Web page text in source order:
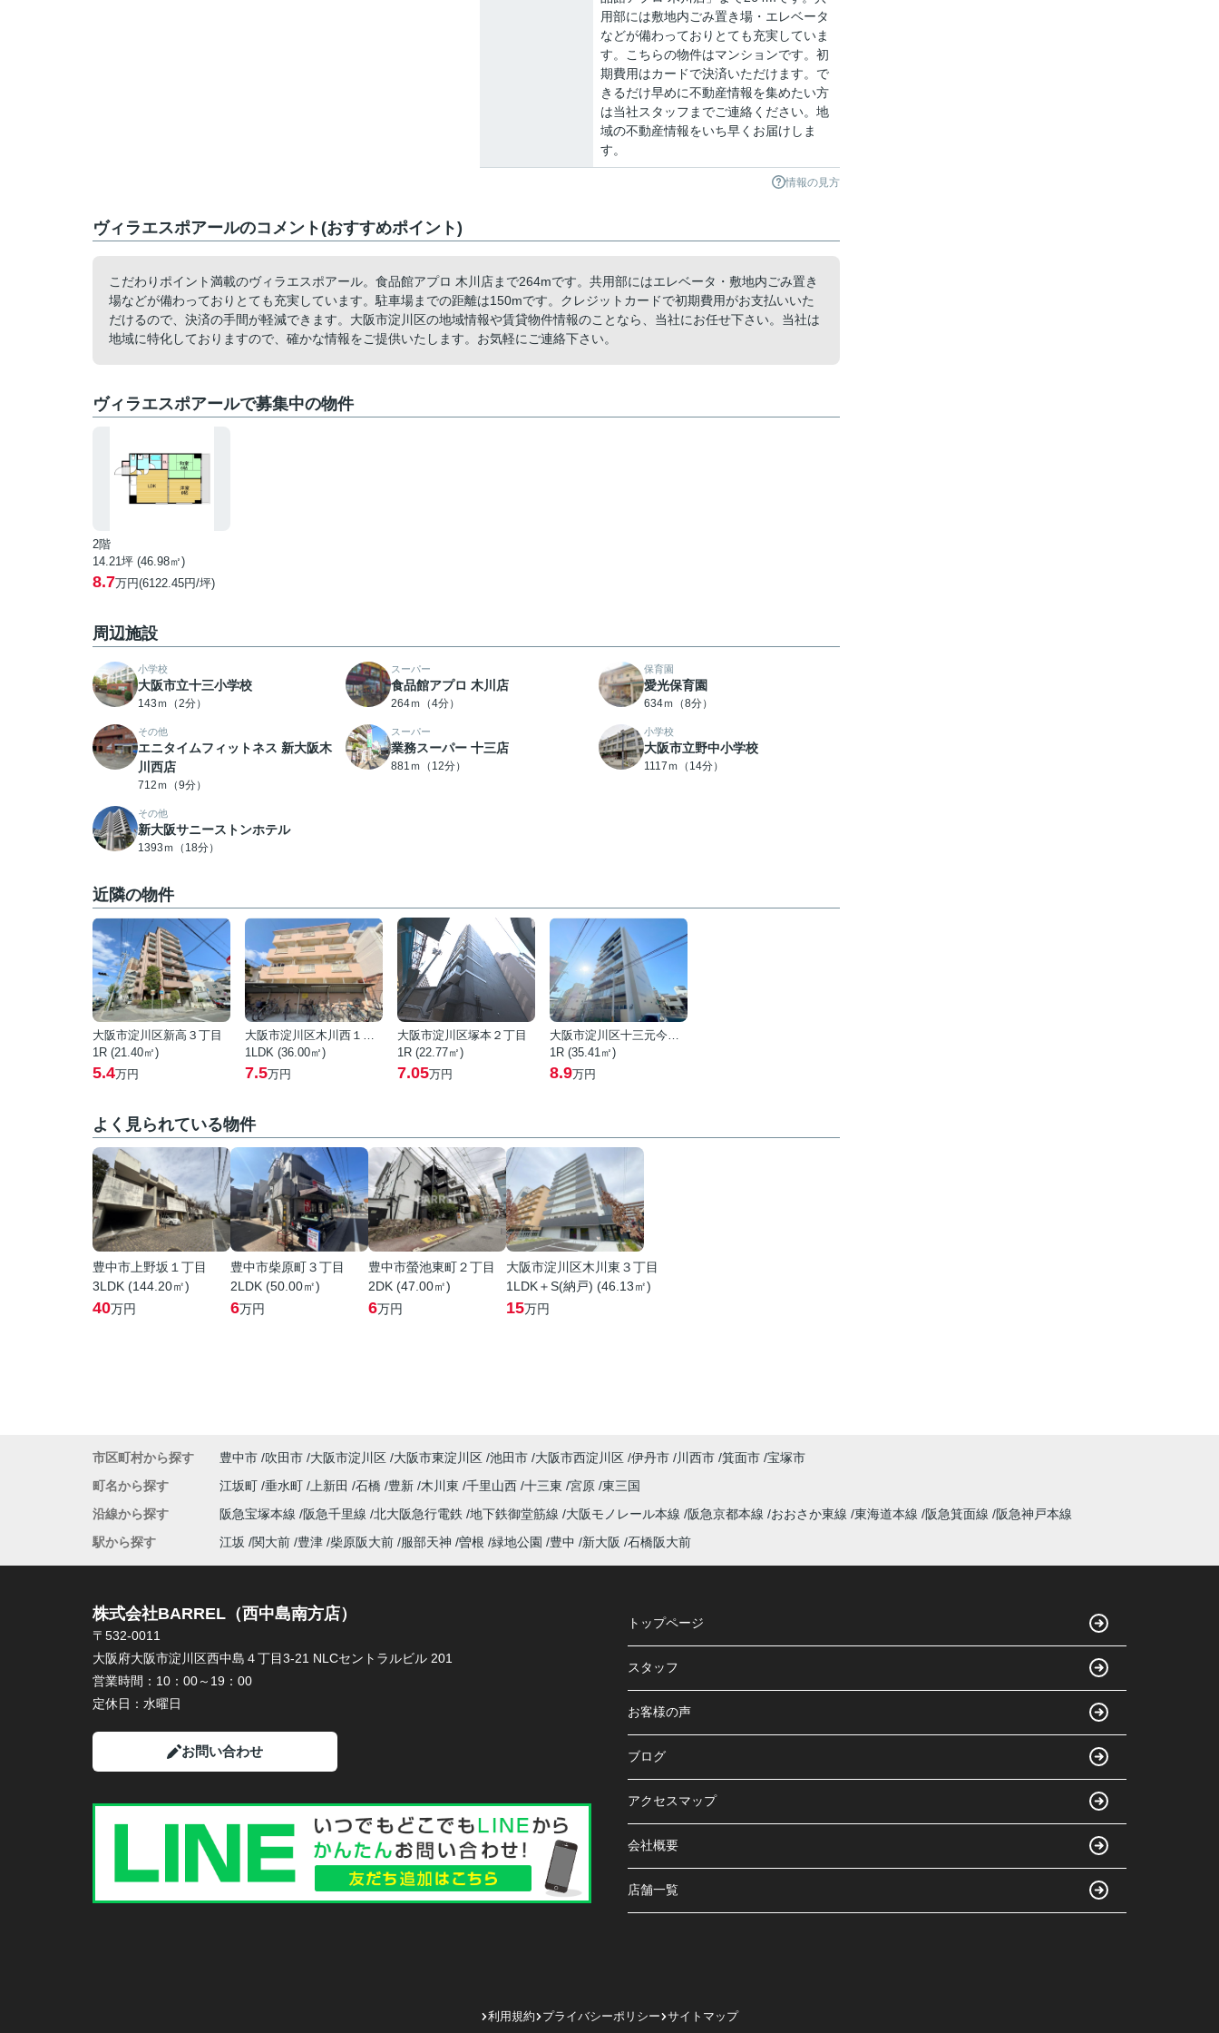
用部には敷地内ごみ置き場・エレベータ
などが備わっておりとても充実していま
す。こちらの物件はマンションです。初
期費用はカードで決済いただけます。で
きるだけ早めに不動産情報を集めたい方
は当社スタッフまでご連絡ください。地
域の不動産情報をいち早くお届けしま
す。
情報の見方
ヴィラエスポアールのコメント(おすすめポイント)
こだわりポイント満載のヴィラエスポアール。食品館アプロ 木川店まで264mです。共用部にはエレベータ・敷地内ごみ置き
場などが備わっておりとても充実しています。駐車場までの距離は150mです。クレジットカードで初期費用がお支払いいた
だけるので、決済の手間が軽減できます。大阪市淀川区の地域情報や賃貸物件情報のことなら、当社にお任せ下さい。当社は
地域に特化しておりますので、確かな情報をご提供いたします。お気軽にご連絡下さい。
ヴィラエスポアールで募集中の物件
2階
14.21坪 (46.98㎡)
8.7万円(6122.45円/坪)
周辺施設
小学校
大阪市立十三小学校
143ｍ（2分）
スーパー
食品館アプロ 木川店
264ｍ（4分）
保育園
愛光保育園
634ｍ（8分）
その他
エニタイムフィットネス 新大阪木
川西店
712ｍ（9分）
スーパー
業務スーパー 十三店
881ｍ（12分）
小学校
大阪市立野中小学校
1117ｍ（14分）
その他
新大阪サニーストンホテル
1393ｍ（18分）
近隣の物件
大阪市淀川区新高３丁目
1R (21.40㎡)
5.4万円
大阪市淀川区木川西１丁目
1LDK (36.00㎡)
7.5万円
大阪市淀川区塚本２丁目
1R (22.77㎡)
7.05万円
大阪市淀川区十三元今里３丁目
1R (35.41㎡)
8.9万円
よく見られている物件
豊中市上野坂１丁目
3LDK (144.20㎡)
40万円
豊中市柴原町３丁目
2LDK (50.00㎡)
6万円
豊中市螢池東町２丁目
2DK (47.00㎡)
6万円
大阪市淀川区木川東３丁目
1LDK＋S(納戸) (46.13㎡)
15万円
市区町村から探す 豊中市 吹田市 大阪市淀川区 大阪市東淀川区 池田市 大阪市西淀川区 伊丹市 川西市 箕面市 宝塚市
町名から探す
江坂町 垂水町 上新田 石橋 豊新 木川東 千里山西 十三東 宮原 東三国
沿線から探す
阪急宝塚本線 阪急千里線 北大阪急行電鉄 地下鉄御堂筋線 大阪モノレール本線 阪急京都本線 おおさか東線 東海道本線 阪急箕面線
阪急神戸本線
駅から探す
江坂 関大前 豊津 柴原阪大前 服部天神 曽根 緑地公園 豊中 新大阪 石橋阪大前
株式会社BARREL（西中島南方店）
〒532-0011
大阪府大阪市淀川区西中島４丁目3-21 NLCセントラルビル 201
営業時間： 10：00～19：00
定休日： 水曜日
お問い合わせ
トップページ
スタッフ
お客様の声
ブログ
アクセスマップ
会社概要
店舗一覧
利用規約 プライバシーポリシー サイトマップ